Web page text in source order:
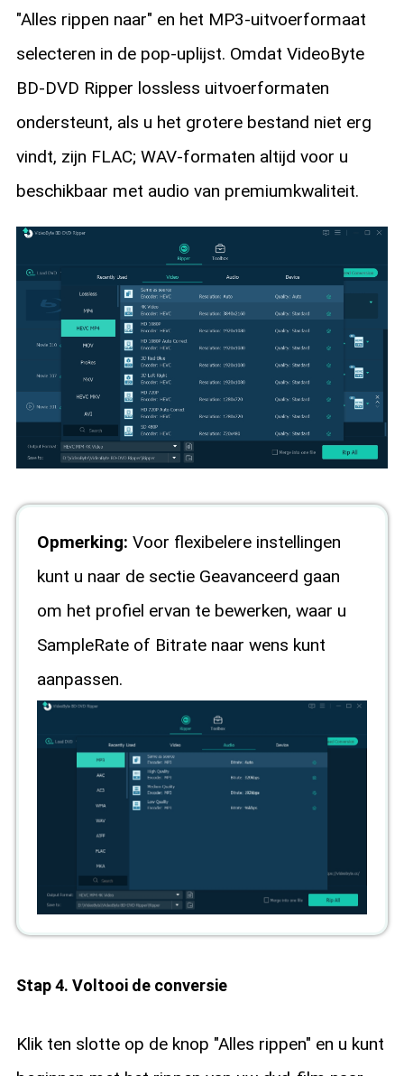
"Alles rippen naar" en het MP3-uitvoerformaat
selecteren in de pop-uplijst. Omdat VideoByte
BD-DVD Ripper lossless uitvoerformaten
ondersteunt, als u het grotere bestand niet erg
vindt, zijn FLAC; WAV-formaten altijd voor u
beschikbaar met audio van premiumkwaliteit.
Opmerking: Voor flexibelere instellingen
kunt u naar de sectie Geavanceerd gaan
om het profiel ervan te bewerken, waar u
SampleRate of Bitrate naar wens kunt
aanpassen.
Stap 4. Voltooi de conversie
Klik ten slotte op de knop "Alles rippen" en u kunt